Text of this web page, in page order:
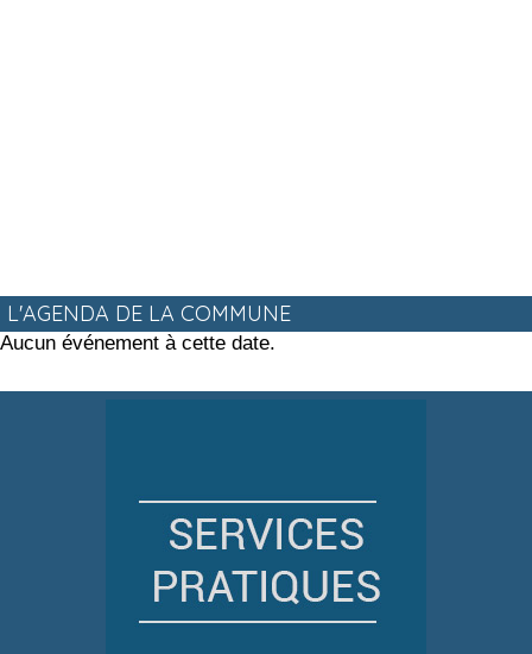
L'AGENDA DE LA COMMUNE
Aucun événement à cette date.